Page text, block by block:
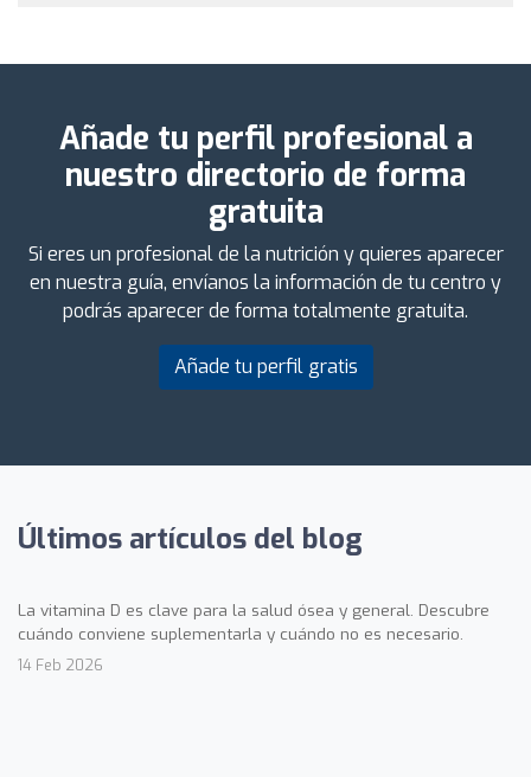
Añade tu perfil profesional a
nuestro directorio de forma
gratuita
Si eres un profesional de la nutrición y quieres aparecer
en nuestra guía, envíanos la información de tu centro y
podrás aparecer de forma totalmente gratuita.
Añade tu perfil gratis
Últimos artículos del blog
La vitamina D es clave para la salud ósea y general. Descubre
cuándo conviene suplementarla y cuándo no es necesario.
14 Feb 2026